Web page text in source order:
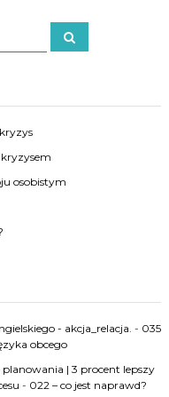
S
e
kryzysem
osobistym
- akcja_relacja. - 035
obcego
| 3 procent lepszy
- 022 – co jest naprawd?